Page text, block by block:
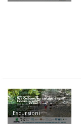
Escursioni